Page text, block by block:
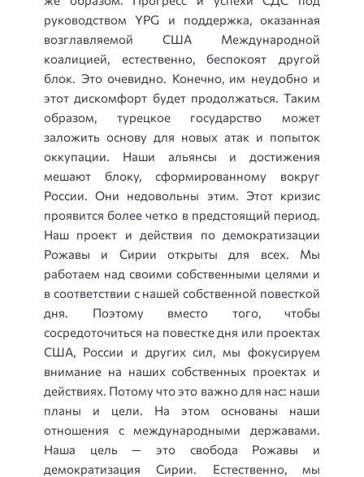
руководством YPG и поддержка, оказанная
возглавляемой США Международной
коалицией, естественно, беспокоят другой
блок. Это очевидно. Конечно, им неудобно и
этот дискомфорт будет продолжаться. Таким
образом, турецкое государство может
заложить основу для новых атак и попыток
оккупации. Наши альянсы и достижения
мешают блоку, сформированному вокруг
России. Они недовольны этим. Этот кризис
проявится более четко в предстоящий период.
Наш проект и действия по демократизации
Рожавы и Сирии открыты для всех. Мы
работаем над своими собственными целями и
в соответствии с нашей собственной повесткой
дня. Поэтому вместо того, чтобы
сосредоточиться на повестке дня или проектах
США, России и других сил, мы фокусируем
внимание на наших собственных проектах и
действиях. Потому что это важно для нас: наши
планы и цели. На этом основаны наши
отношения с международными державами.
Наша цель — это свобода Рожавы и
демократизация Сирии. Естественно, мы